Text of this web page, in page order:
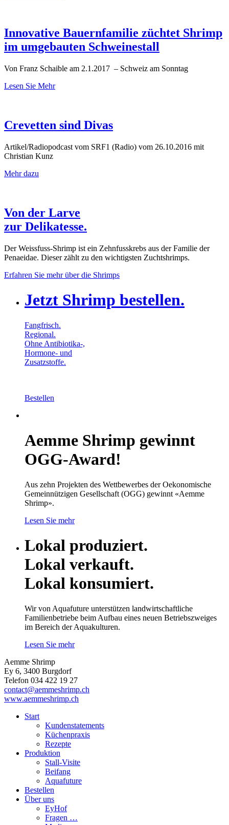
Innovative Bauernfamilie züchtet Shrimp
im umgebauten Schweinestall
Von Franz Schaible am 2.1.2017 – Schweiz am Sonntag
Lesen Sie Mehr
Crevetten sind Divas
Artikel/Radiopodcast vom SRF1 (Radio) vom 26.10.2016 mit
Christian Kunz
Mehr dazu
Von der Larve
zur Delikatesse.
Der Weissfuss-Shrimp ist ein Zehnfusskrebs aus der Familie der
Penaeidae. Dieser zählt zu den wichtigsten Zuchtshrimps.
Erfahren Sie mehr über die Shrimps
Jetzt Shrimp bestellen.
Fangfrisch.
Regional.
Ohne Antibiotika-,
Hormone- und
Zusatzstoffe.
Bestellen
Aemme Shrimp gewinnt
OGG-Award!
Aus zehn Projekten des Wettbewerbes der Oekonomische
Gemeinnützigen Gesellschaft (OGG) gewinnt «Aemme
Shrimp».
Lesen Sie mehr
Lokal produziert.
Lokal verkauft.
Lokal konsumiert.
Wir von Aquafuture unterstützen landwirtschaftliche
Familienbetriebe beim Aufbau eines neuen Betriebszweiges
im Bereich der Aquakulturen.
Lesen Sie mehr
Aemme Shrimp
Ey 6, 3400 Burgdorf
Telefon 034 422 19 27
contact@aemmeshrimp.ch
www.aemmeshrimp.ch
Start
Kundenstatements
Küchenpraxis
Rezepte
Produktion
Stall-Visite
Beifang
Aquafuture
Bestellen
Über uns
EyHof
Fragen …